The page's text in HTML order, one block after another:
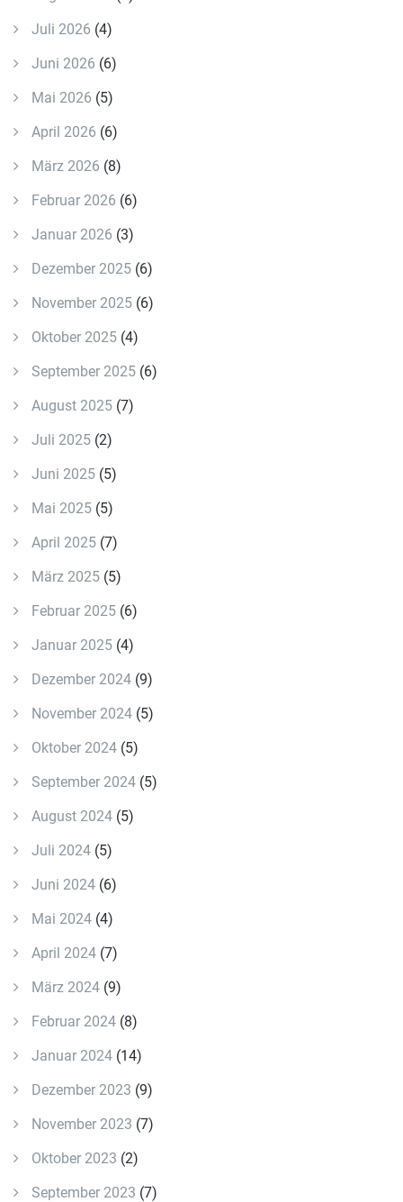
Juli 2026 (4)
Juni 2026 (6)
Mai 2026 (5)
April 2026 (6)
März 2026 (8)
Februar 2026 (6)
Januar 2026 (3)
Dezember 2025 (6)
November 2025 (6)
Oktober 2025 (4)
September 2025 (6)
August 2025 (7)
Juli 2025 (2)
Juni 2025 (5)
Mai 2025 (5)
April 2025 (7)
März 2025 (5)
Februar 2025 (6)
Januar 2025 (4)
Dezember 2024 (9)
November 2024 (5)
Oktober 2024 (5)
September 2024 (5)
August 2024 (5)
Juli 2024 (5)
Juni 2024 (6)
Mai 2024 (4)
April 2024 (7)
März 2024 (9)
Februar 2024 (8)
Januar 2024 (14)
Dezember 2023 (9)
November 2023 (7)
Oktober 2023 (2)
September 2023 (7)